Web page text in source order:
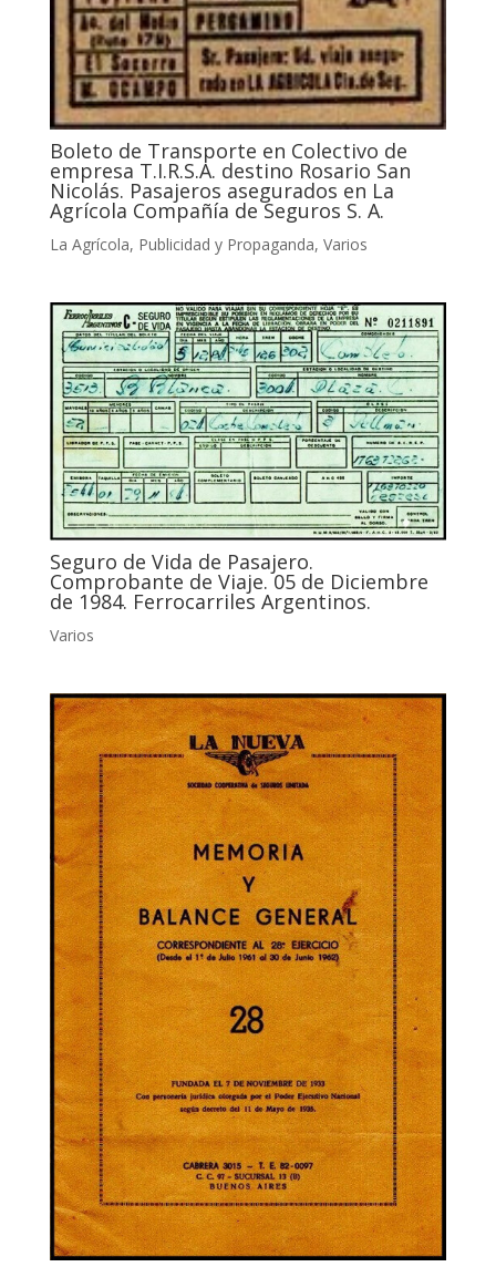
Boleto de Transporte en Colectivo de
empresa T.I.R.S.A. destino Rosario San
Nicolás. Pasajeros asegurados en La
Agrícola Compañía de Seguros S. A.
La Agrícola, Publicidad y Propaganda, Varios
Seguro de Vida de Pasajero.
Comprobante de Viaje. 05 de Diciembre
de 1984. Ferrocarriles Argentinos.
Varios